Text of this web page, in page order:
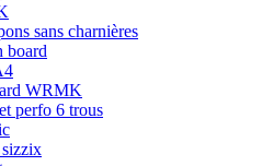
sans charnières
board
WRMK
perfo 6 trous
sizzix